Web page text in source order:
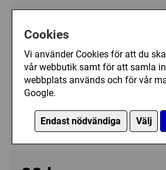
Cookies
Vi använder Cookies för att du
vår webbutik samt för att samla
webbplats används och för vår
Google.
Endast nödvändiga Välj
Antal bitar:
Art.nr.:KA512020
Kategori(er):
Antal Bitar/3 - 99
Motiv/Träpussel
Tecknat/Övrigt